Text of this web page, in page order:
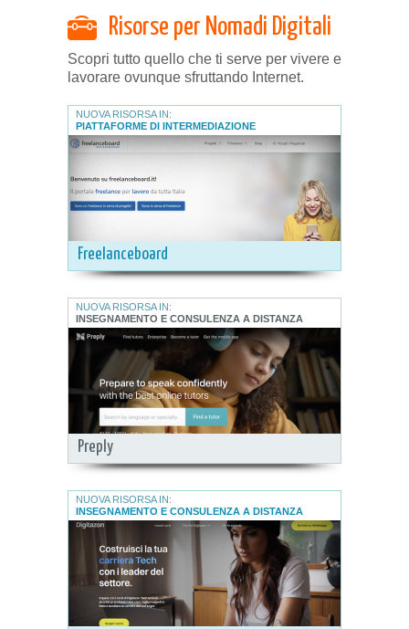
Risorse per Nomadi Digitali
Scopri tutto quello che ti serve per vivere e
lavorare ovunque sfruttando Internet.
Freelanceboard
NUOVA RISORSA IN:
PIATTAFORME DI INTERMEDIAZIONE
Preply
NUOVA RISORSA IN:
INSEGNAMENTO E CONSULENZA A DISTANZA
NUOVA RISORSA IN:
INSEGNAMENTO E CONSULENZA A DISTANZA